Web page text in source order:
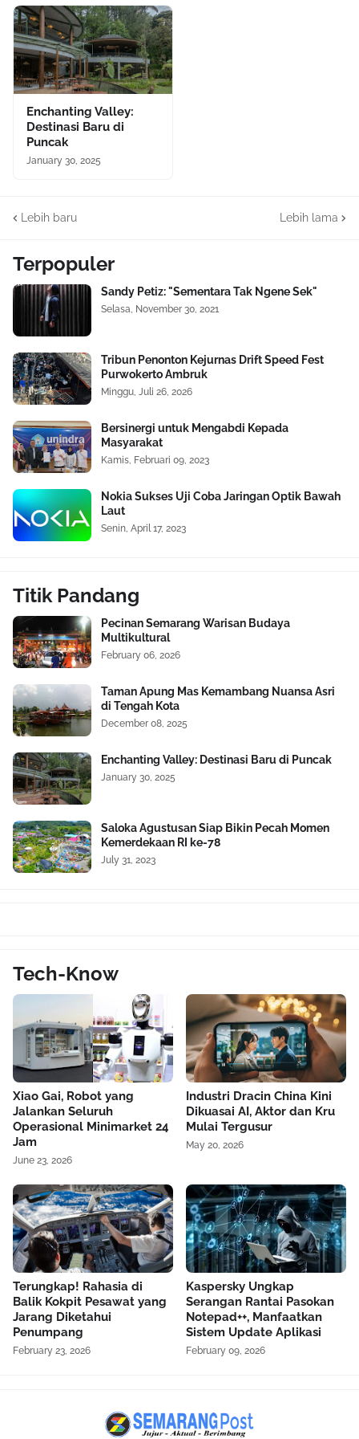
Enchanting Valley:
Destinasi Baru di
Puncak
January 30, 2025
Lebih baru Lebih lama
Terpopuler
Sandy Petiz: "Sementara Tak Ngene Sek"
Selasa, November 30, 2021
Tribun Penonton Kejurnas Drift Speed Fest
Purwokerto Ambruk
Minggu, Juli 26, 2026
Bersinergi untuk Mengabdi Kepada
Masyarakat
Kamis, Februari 09, 2023
Nokia Sukses Uji Coba Jaringan Optik Bawah
Laut
Senin, April 17, 2023
Titik Pandang
Pecinan Semarang Warisan Budaya
Multikultural
February 06, 2026
Taman Apung Mas Kemambang Nuansa Asri
di Tengah Kota
December 08, 2025
Enchanting Valley: Destinasi Baru di Puncak
January 30, 2025
Saloka Agustusan Siap Bikin Pecah Momen
Kemerdekaan RI ke-78
July 31, 2023
Tech-Know
Xiao Gai, Robot yang
Jalankan Seluruh
Operasional Minimarket 24
Jam
June 23, 2026
Industri Dracin China Kini
Dikuasai AI, Aktor dan Kru
Mulai Tergusur
May 20, 2026
Terungkap! Rahasia di
Balik Kokpit Pesawat yang
Jarang Diketahui
Penumpang
February 23, 2026
Kaspersky Ungkap
Serangan Rantai Pasokan
Notepad++, Manfaatkan
Sistem Update Aplikasi
February 09, 2026